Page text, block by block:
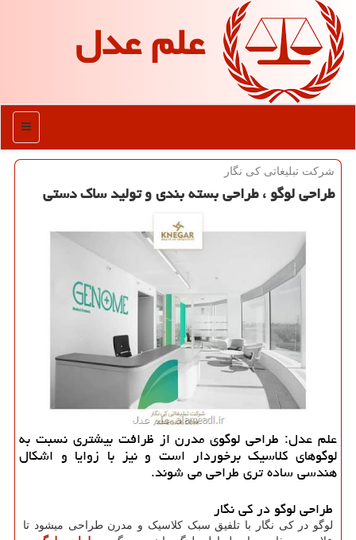
علم عدل
منو
شركت تبلیغاتی كی نگار
طراحی لوگو ، طراحی بسته بندی و تولید ساك دستی
علم عدل: طراحی لوگوی مدرن از ظرافت بیشتری نسبت به
لوگوهای كلاسیك برخوردار است و نیز با زوایا و اشكال
هندسی ساده تری طراحی می شوند.
طراحی لوگو در کی نگار
لوگو در کی نگار با تلفیق سبک کلاسیک و مدرن طراحی میشود تا